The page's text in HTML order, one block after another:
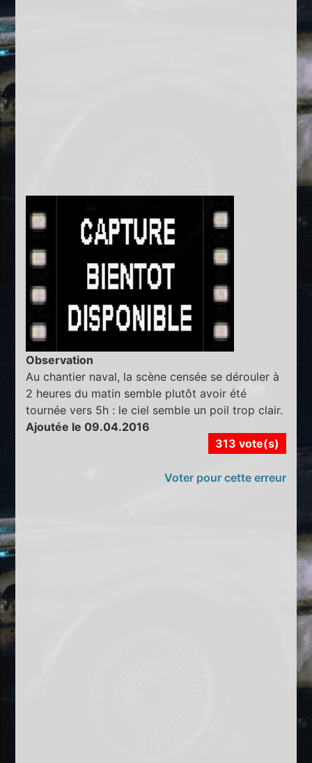
Observation
Au chantier naval, la scène censée se dérouler à
2 heures du matin semble plutôt avoir été
tournée vers 5h : le ciel semble un poil trop clair.
Ajoutée le 09.04.2016
313 vote(s)
Voter pour cette erreur